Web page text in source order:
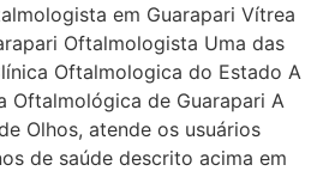
em Guarapari Vítrea
Oftalmologista Uma das
Oftalmologica do Estado A
Oftalmológica de Guarapari A
Olhos, atende os usuários
de saúde descrito acima em